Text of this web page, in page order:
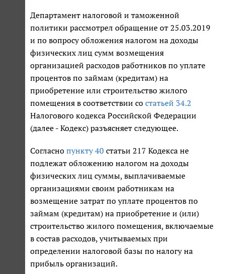
Департамент налоговой и таможенной
политики рассмотрел обращение от 25.03.2019
и по вопросу обложения налогом на доходы
физических лиц сумм возмещения
организацией расходов работников по уплате
процентов по займам (кредитам) на
приобретение или строительство жилого
помещения в соответствии со статьей 34.2
Налогового кодекса Российской Федерации
(далее - Кодекс) разъясняет следующее.
Согласно пункту 40 статьи 217 Кодекса не
подлежат обложению налогом на доходы
физических лиц суммы, выплачиваемые
организациями своим работникам на
возмещение затрат по уплате процентов по
займам (кредитам) на приобретение и (или)
строительство жилого помещения, включаемые
в состав расходов, учитываемых при
определении налоговой базы по налогу на
прибыль организаций.